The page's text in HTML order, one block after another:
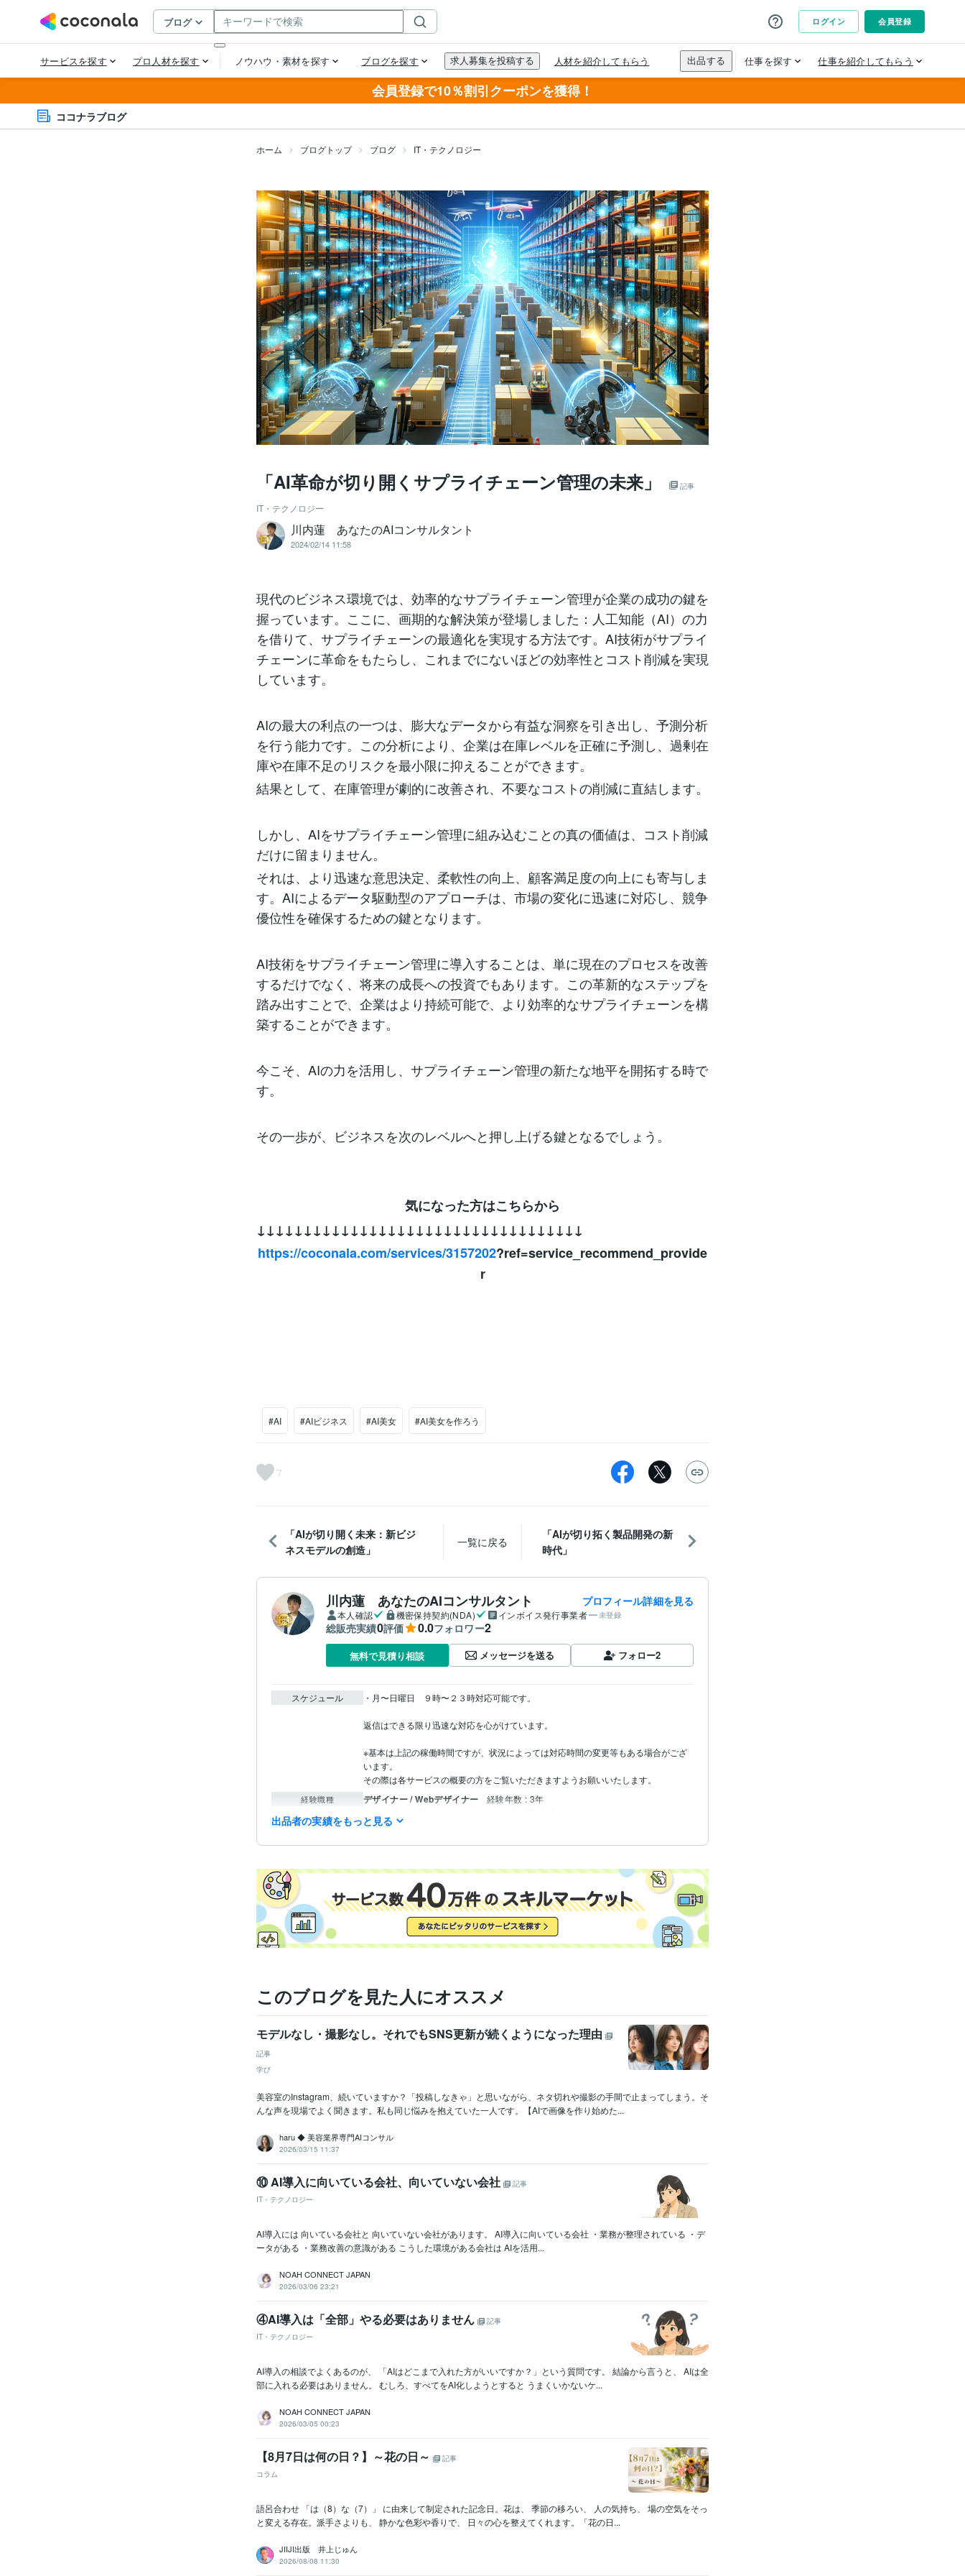
会員登録で10％割引クーポンを獲得！
ココナラブログ
ホーム ブログトップ ブログ IT・テクノロジー
「AI革命が切り開くサプライチェーン管理の未来」 記事
IT・テクノロジー
川内蓮 あなたのAIコンサルタント
2024/02/14 11:58
現代のビジネス環境では、効率的なサプライチェーン管理が企業の成功の鍵を
握っています。ここに、画期的な解決策が登場しました：人工知能（AI）の力
を借りて、サプライチェーンの最適化を実現する方法です。AI技術がサプライ
チェーンに革命をもたらし、これまでにないほどの効率性とコスト削減を実現
しています。
AIの最大の利点の一つは、膨大なデータから有益な洞察を引き出し、予測分析
を行う能力です。この分析により、企業は在庫レベルを正確に予測し、過剰在
庫や在庫不足のリスクを最小限に抑えることができます。
結果として、在庫管理が劇的に改善され、不要なコストの削減に直結します。
しかし、AIをサプライチェーン管理に組み込むことの真の価値は、コスト削減
だけに留まりません。
それは、より迅速な意思決定、柔軟性の向上、顧客満足度の向上にも寄与しま
す。AIによるデータ駆動型のアプローチは、市場の変化に迅速に対応し、競争
優位性を確保するための鍵となります。
AI技術をサプライチェーン管理に導入することは、単に現在のプロセスを改善
するだけでなく、将来の成長への投資でもあります。この革新的なステップを
踏み出すことで、企業はより持続可能で、より効率的なサプライチェーンを構
築することができます。
今こそ、AIの力を活用し、サプライチェーン管理の新たな地平を開拓する時で
す。
その一歩が、ビジネスを次のレベルへと押し上げる鍵となるでしょう。
気になった方はこちらから
↓↓↓↓↓↓↓↓↓↓↓↓↓↓↓↓↓↓↓↓↓↓↓↓↓↓↓↓↓↓↓↓↓↓↓
https://coconala.com/services/3157202?ref=service_recommend_provide
r
#AI #AIビジネス #AI美女 #AI美女を作ろう
7
「AIが切り開く未来：新ビジ
ネスモデルの創造」
一覧に戻る
「AIが切り拓く製品開発の新
時代」
川内蓮 あなたのAIコンサルタント プロフィール詳細を見る
本人確認 機密保持契約(NDA) インボイス発行事業者 未登録
総販売実績0評価 0.0フォロワー2
無料で見積り相談 メッセージを送る フォロー2
スケジュール ・月〜日曜日    ９時〜２３時対応可能です。
返信はできる限り迅速な対応を心がけています。
※基本は上記の稼働時間ですが、状況によっては対応時間の変更等もある場合がござ
います。
経験職種 デザイナー / Webデザイナー 経験年数 : 3年
マーケティング / SNSマーケティング
営業 / 代理店・加盟店営業
カスタマーサポート・カスタマーサクセス / カスタマーサクセス
資格・検定 JDPA認定メンタル心理カウンセラー 取得年 : 2021年
ビジネス・クリエイ
ティブツール
Excel:6年Google サイト:3年Google スプレッドシート:3年Google スライド:3年
Google ドキュメント:3年Numbers:3年Pages:3年PowerPoint:3年Word:3年
Stable Diffusion:1年ChatGPT:2年Midjourney:1年
DALL-E:1年
niji・journey:1年CapCut:5年iMovie:8年Vrew:1年
出品者の実績をもっと見る
このブログを見た人にオススメ
モデルなし・撮影なし。それでもSNS更新が続くようになった理由
記事
学び
美容室のInstagram、続いていますか？「投稿しなきゃ」と思いながら、ネタ切れや撮影の手間で止まってしまう。そ
んな声を現場でよく聞きます。私も同じ悩みを抱えていた一人です。【AIで画像を作り始めた...
haru ◆ 美容業界専門AIコンサル
2026/03/15 11:37
⑩ AI導入に向いている会社、向いていない会社
記事
IT・テクノロジー
AI導入には 向いている会社と 向いていない会社があります。 AI導入に向いている会社 ・業務が整理されている ・デ
ータがある ・業務改善の意識がある こうした環境がある会社は AIを活用...
NOAH CONNECT JAPAN
2026/03/06 23:21
④AI導入は「全部」やる必要はありません
記事
IT・テクノロジー
AI導入の相談でよくあるのが、 「AIはどこまで入れた方がいいですか？」という質問です。 結論から言うと、 AIは全
部に入れる必要はありません。 むしろ、すべてをAI化しようとすると うまくいかないケ...
NOAH CONNECT JAPAN
2026/03/05 00:23
【8月7日は何の日？】～花の日～
記事
コラム
語呂合わせ 「は（8）な（7）」 に由来して制定された記念日。花は、 季節の移ろい、 人の気持ち、 場の空気をそっ
と変える存在。派手さよりも、 静かな色彩や香りで、 日々の心を整えてくれます。「花の日...
JIIJI出版 井上じゅん
2026/08/08 11:30